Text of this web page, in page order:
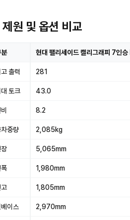
원 및 옵션 비교
현대 팰리세이드 캘리그래피 7인
출력 281
토크 43.0
8.2
중량 2,085kg
5,065mm
1,980mm
1,805mm
이스 2,970mm